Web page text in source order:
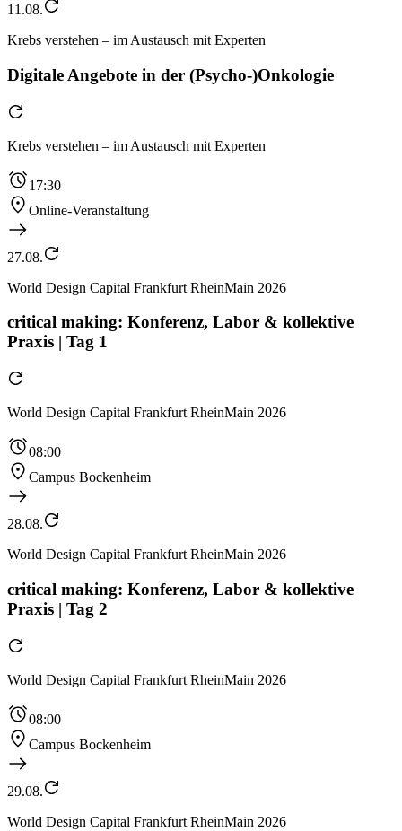
11.08.
Krebs verstehen – im Austausch mit Experten
Digitale Angebote in der (Psycho-)Onkologie
Krebs verstehen – im Austausch mit Experten
17:30
Online-Veranstaltung
27.08.
World Design Capital Frankfurt RheinMain 2026
critical making: Konferenz, Labor & kollektive
Praxis | Tag 1
World Design Capital Frankfurt RheinMain 2026
08:00
Campus Bockenheim
28.08.
World Design Capital Frankfurt RheinMain 2026
critical making: Konferenz, Labor & kollektive
Praxis | Tag 2
World Design Capital Frankfurt RheinMain 2026
08:00
Campus Bockenheim
29.08.
World Design Capital Frankfurt RheinMain 2026